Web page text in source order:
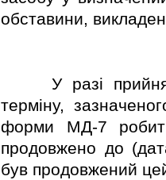
обставини,
У разi
термiну,
форми МД-7
продовжено до
був продовжений